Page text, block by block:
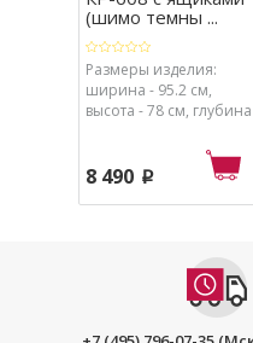
(шимо темны ...
Размеры изделия:
ширина - 95.2 см,
высота - 78 см, глубина
8 490 p